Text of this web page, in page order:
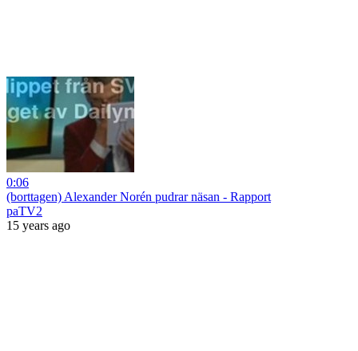
0:06
(borttagen) Alexander Norén pudrar näsan - Rapport
paTV2
15 years ago